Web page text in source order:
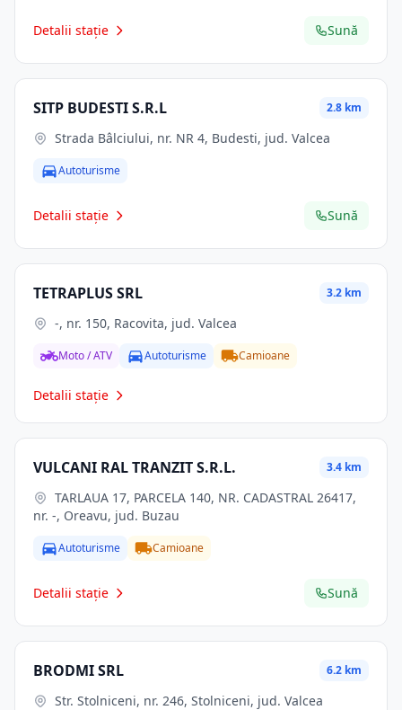
Detalii stație Sună
SITP BUDESTI S.R.L 2.8 km
Strada Bâlciului, nr. NR 4, Budesti, jud. Valcea
Autoturisme
Detalii stație Sună
TETRAPLUS SRL 3.2 km
-, nr. 150, Racovita, jud. Valcea
Moto / ATV Autoturisme Camioane
Detalii stație
VULCANI RAL TRANZIT S.R.L. 3.4 km
nr. -, Oreavu, jud. Buzau
Autoturisme Camioane
Detalii stație Sună
BRODMI SRL 6.2 km
Str. Stolniceni, nr. 246, Stolniceni, jud. Valcea